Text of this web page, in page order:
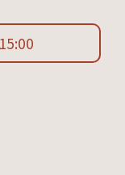
15:00